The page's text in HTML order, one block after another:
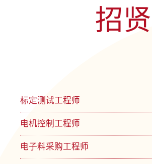
招
标定测试工程师
电机控制工程师
电子料采购工程师